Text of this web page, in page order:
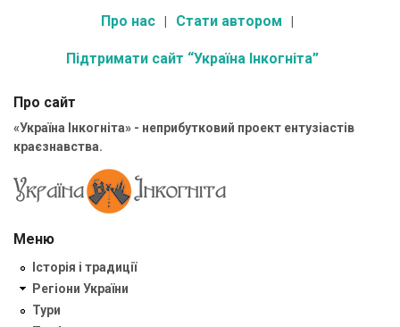
Про нас Стати автором
Підтримати сайт “Україна Інкогніта”
Про сайт
«Україна Інкогніта» - неприбутковий проект ентузіастів
краєзнавства.
Меню
Історія і традиції
Регіони України
Тури